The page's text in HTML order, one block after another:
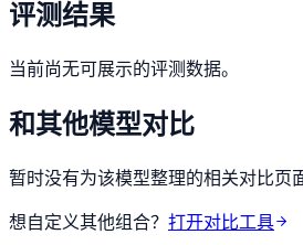
评测结果
当前尚无可展示的评测数据。
和其他模型对比
暂时没有为该模型整理的相关对比页
想自定义其他组合？ 打开对比工具